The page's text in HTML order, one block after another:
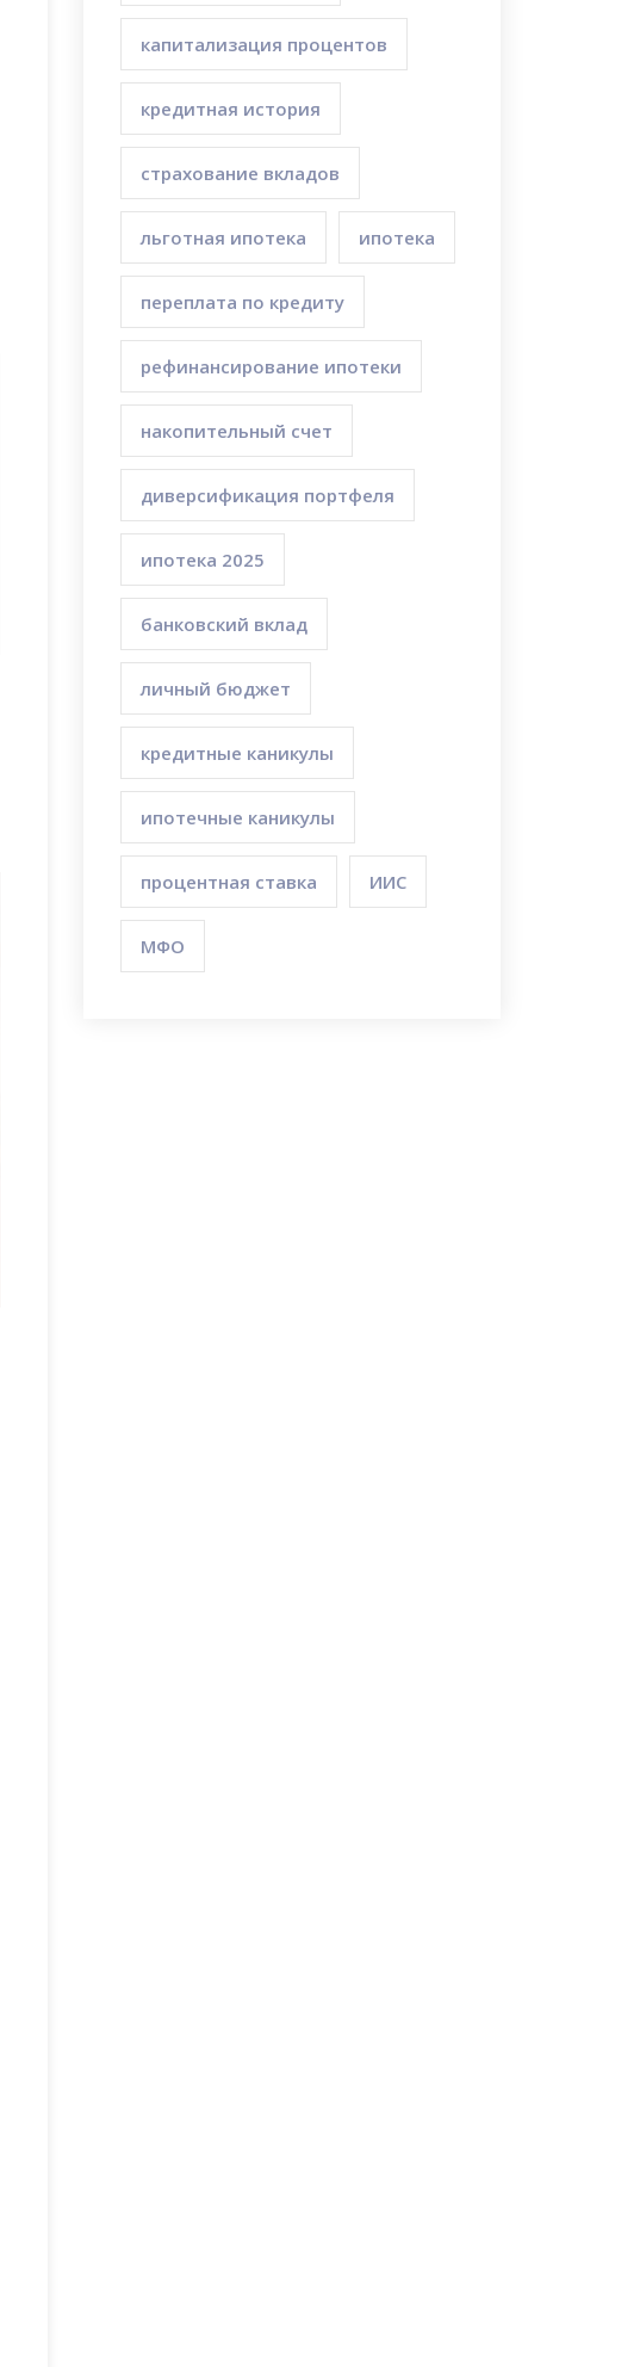
капитализация процентов
кредитная история
страхование вкладов
льготная ипотека ипотека
переплата по кредиту
рефинансирование ипотеки
накопительный счет
диверсификация портфеля
ипотека 2025
банковский вклад
личный бюджет
кредитные каникулы
ипотечные каникулы
процентная ставка ИИС
МФО